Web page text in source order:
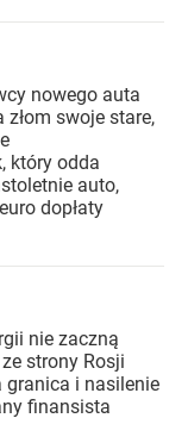
nowego auta
swoje stare,
który odda
auto,
dopłaty
nie zaczną
strony Rosji
granica i nasilenie
finansista